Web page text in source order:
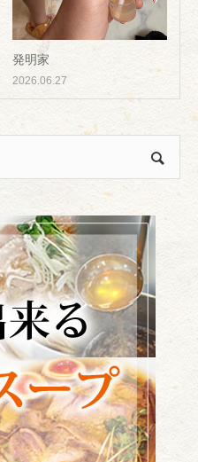
発明家
2026.06.27